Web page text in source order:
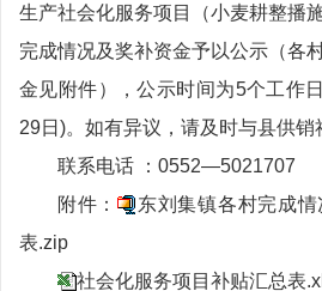
生产社会化服务项目（小麦耕整播
完成情况及奖补资金予以公示（各
金见附件），公示时间为5个工作
29日)。如有异议，请及时与县供销
联系电话 ：0552—5021707
附件：
东刘集镇各村完成
表.zip
社会化服务项目补贴汇总表